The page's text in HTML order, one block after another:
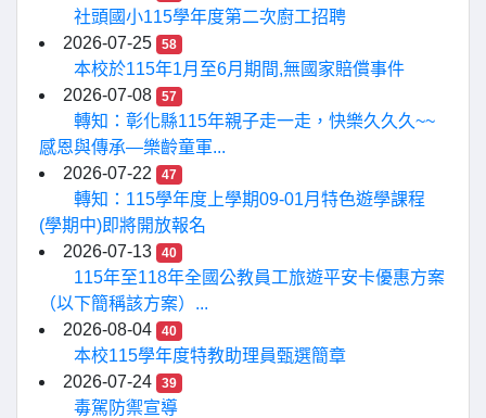
社頭國小115學年度第二次廚工招聘
2026-07-25
58
本校於115年1月至6月期間,無國家賠償事件
2026-07-08
57
轉知：彰化縣115年親子走一走，快樂久久久~~
感恩與傳承—樂齡童軍...
2026-07-22
47
轉知：115學年度上學期09-01月特色遊學課程
(學期中)即將開放報名
2026-07-13
40
115年至118年全國公教員工旅遊平安卡優惠方案
（以下簡稱該方案）...
2026-08-04
40
本校115學年度特教助理員甄選簡章
2026-07-24
39
毒駕防禦宣導